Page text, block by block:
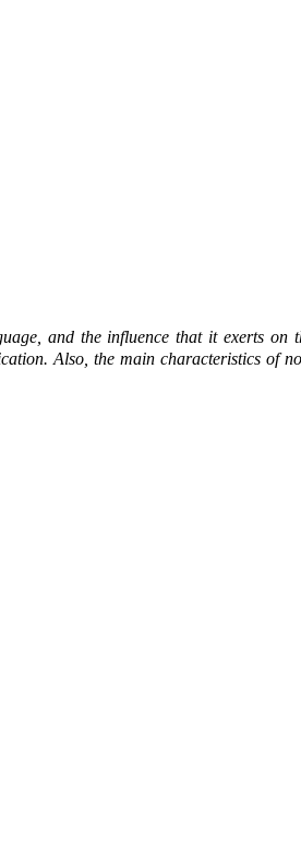
and the influence that it exerts on
Also, the main characteristics of